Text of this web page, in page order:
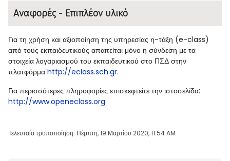
Αναφορές - Επιπλέον υλικό
Για τη χρήση και αξιοποίηση της υπηρεσίας η-τάξη (e-class)
από τους εκπαιδευτικούς απαιτείται μόνο η σύνδεση με τα
στοιχεία λογαριασμού του εκπαιδευτικού στο ΠΣΔ στην
πλατφόρμα http://eclass.sch.gr.
Για περισσότερες πληροφορίες επισκεφτείτε την ιστοσελίδα:
http://www.openeclass.org
Τελευταία τροποποίηση: Πέμπτη, 19 Μαρτίου 2020, 11:54 AM